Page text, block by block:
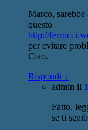
Marco,
questo
http://
per evitare
Ciao.
Rispondi ↓
admin il
Fatto,
se ti